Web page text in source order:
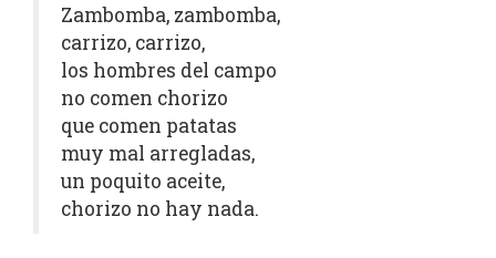
Zambomba, zambomba,
carrizo, carrizo,
los hombres del campo
no comen chorizo
que comen patatas
muy mal arregladas,
un poquito aceite,
chorizo no hay nada.